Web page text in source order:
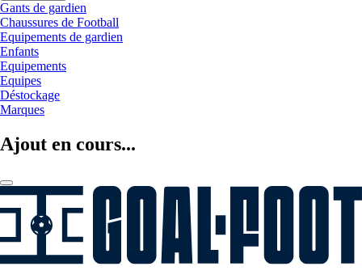
Gants de gardien
Chaussures de Football
Equipements de gardien
Enfants
Equipements
Equipes
Déstockage
Marques
Ajout en cours...